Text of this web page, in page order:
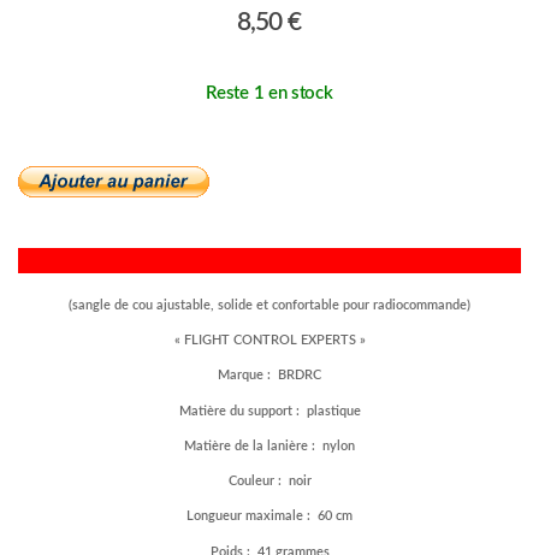
8,50 €
Reste 1 en stock
(sangle de cou ajustable, solide et confortable pour radiocommande)
« FLIGHT CONTROL EXPERTS »
Marque : BRDRC
Matière du support : plastique
Matière de la lanière : nylon
Couleur : noir
Longueur maximale : 60 cm
Poids : 41 grammes